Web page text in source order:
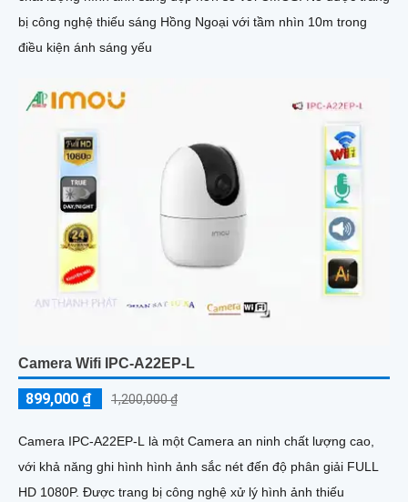
bị công nghệ thiếu sáng Hồng Ngoại với tầm nhìn 10m trong
điều kiện ánh sáng yếu
Camera Wifi IPC-A22EP-L
899,000 ₫ 1,200,000 ₫
Camera IPC-A22EP-L là một Camera an ninh chất lượng cao,
với khả năng ghi hình hình ảnh sắc nét đến độ phân giải FULL
HD 1080P. Được trang bị công nghệ xử lý hình ảnh thiếu